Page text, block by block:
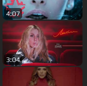
4:07
3:04